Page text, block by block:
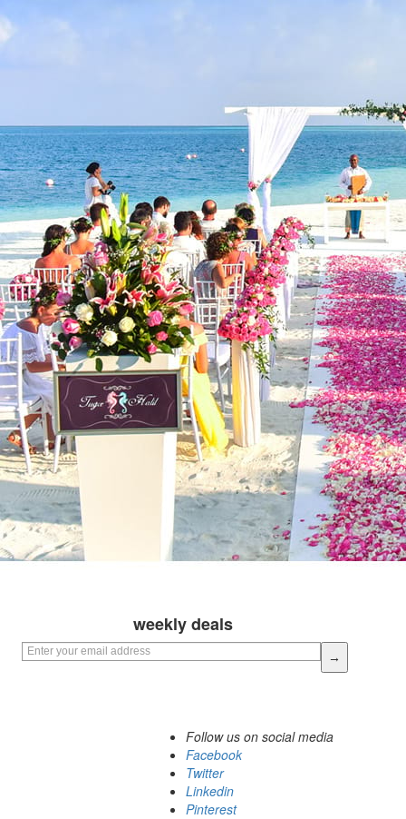
weekly deals
Follow us on social media
Facebook
Twitter
Linkedin
Pinterest